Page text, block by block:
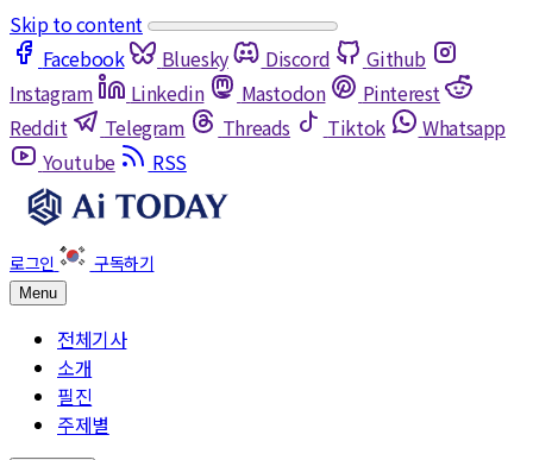
Skip to content
Facebook
Bluesky Discord
Github
Instagram
Linkedin Mastodon
Pinterest
Reddit
Telegram Threads Tiktok
Whatsapp
Youtube
RSS
Menu
전체기사
소개
필진
주제별